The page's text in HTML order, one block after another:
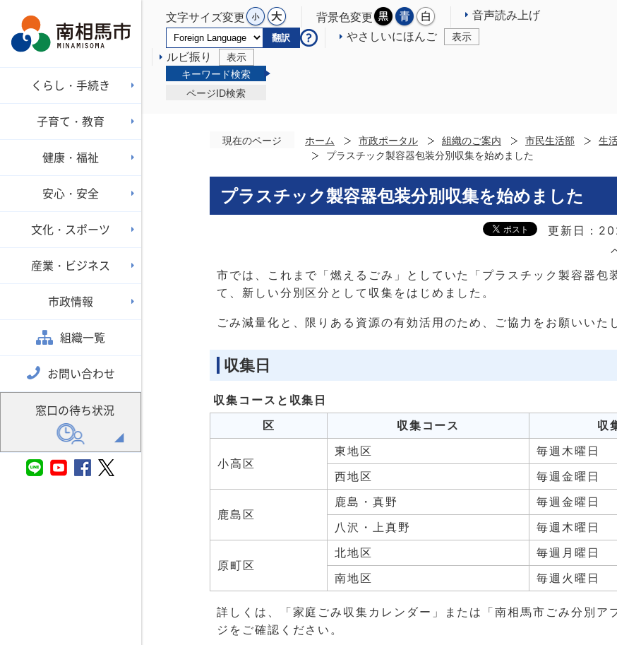
文字サイズ変更 背景色変更 音声読み上げ
翻訳 やさしいにほんご 表示
ルビ振り
表示
キーワード検索
ページID検索
くらし・手続き
子育て・教育
健康・福祉
安心・安全
文化・スポーツ
産業・ビジネス
市政情報
組織一覧
お問い合わせ
窓口の待ち状況
現在のページ ホーム 市政ポータル 組織のご案内 市民生活部 生
プラスチック製容器包装分別収集を始めました
プラスチック製容器包装分別収集を始めました
更新日：
市では、これまで「燃えるごみ」としていた「プラスチック製容器包
て、新しい分別区分として収集をはじめました。
ごみ減量化と、限りある資源の有効活用のため、ご協力をお願いいた
収集日
収集コースと収集日
区
収集コース 収
小高区
東地区
毎週木曜日
西地区
毎週金曜日
鹿島区
鹿島・真野
毎週金曜日
八沢・上真野
毎週木曜日
原町区
北地区
毎週月曜日
南地区
毎週火曜日
詳しくは、「家庭ごみ収集カレンダー」または「南相馬市ごみ分別ア
ジをご確認ください。